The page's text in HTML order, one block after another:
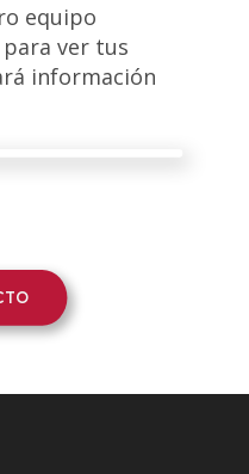
equipo
ver tus
información